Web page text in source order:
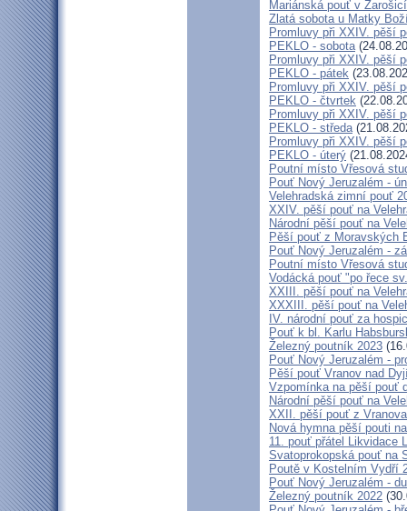
Mariánská pouť v
Zlatá sobota u Matky
Promluvy při XXIV. pěší
PEKLO - sobota
Promluvy při XXIV. pěší
PEKLO - pátek
Promluvy při XXIV. pěší
PEKLO - čtvrtek
Promluvy při XXIV. pěší
PEKLO - středa
Promluvy při XXIV. pěší
PEKLO - úterý
Poutní místo Vřesová
Pouť Nový Jeruzalém -
Velehradská zimní pouť
XXIV. pěší pouť na
Národní pěší pouť na
Pěší pouť z Moravských
Pouť Nový Jeruzalém -
Poutní místo Vřesová
Vodácká pouť "po řece
XXIII. pěší pouť na
XXXIII. pěší pouť na
IV. národní pouť za
Pouť k bl. Karlu
Železný poutník 2023
Pouť Nový Jeruzalém -
Pěší pouť Vranov nad
Vzpomínka na pěší pouť
Národní pěší pouť na
XXII. pěší pouť z
Nová hymna pěší pouti
11. pouť přátel Likvidace
Svatoprokopská pouť na
Poutě v Kostelním Vydří
Pouť Nový Jeruzalém -
Železný poutník 2022